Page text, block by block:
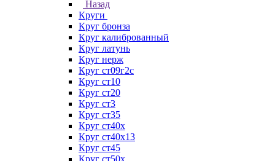
Назад
Круги
Круг бронза
Круг калиброванный
Круг латунь
Круг нерж
Круг ст09г2с
Круг ст10
Круг ст20
Круг ст3
Круг ст35
Круг ст40х
Круг ст40х13
Круг ст45
Круг ст50х